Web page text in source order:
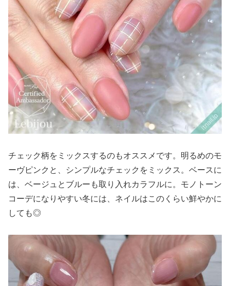
チェック柄をミックスするのもオススメです。明るめのモ
ーヴピンクと、シンプルなチェックをミックス。ベースに
は、ベージュとブルーも取り入れカラフルに。モノトーン
コーデになりやすい冬には、ネイルはこのくらい鮮やかに
しても◎